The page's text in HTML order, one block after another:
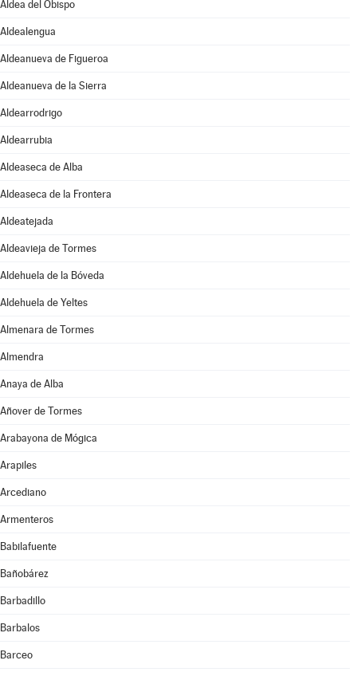
Aldea del Obispo
Aldealengua
Aldeanueva de Figueroa
Aldeanueva de la Sierra
Aldearrodrigo
Aldearrubia
Aldeaseca de Alba
Aldeaseca de la Frontera
Aldeatejada
Aldeavieja de Tormes
Aldehuela de la Bóveda
Aldehuela de Yeltes
Almenara de Tormes
Almendra
Anaya de Alba
Añover de Tormes
Arabayona de Mógica
Arapiles
Arcediano
Armenteros
Babilafuente
Bañobárez
Barbadillo
Barbalos
Barceo